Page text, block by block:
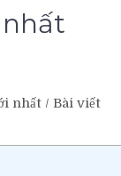
nhất / Bài viết